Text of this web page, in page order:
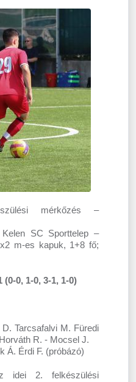
mérkőzés –
SC Sporttelep –
m-es kapuk, 1+8 fő;
0, 1-0, 3-1, 1-0)
Tarcsafalvi M. Füredi
R. - Mocsel J.
Á. Érdi F. (próbázó)
idei 2. felkészülési